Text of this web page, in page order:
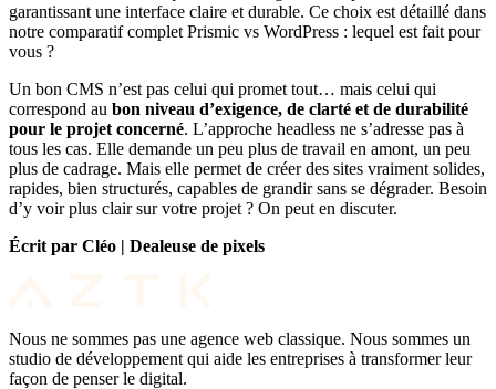
garantissant une interface claire et durable. Ce choix est détaillé dans
notre comparatif complet Prismic vs WordPress : lequel est fait pour
vous ?
Un bon CMS n’est pas celui qui promet tout… mais celui qui
correspond au bon niveau d’exigence, de clarté et de durabilité
pour le projet concerné. L’approche headless ne s’adresse pas à
tous les cas. Elle demande un peu plus de travail en amont, un peu
plus de cadrage. Mais elle permet de créer des sites vraiment solides,
rapides, bien structurés, capables de grandir sans se dégrader. Besoin
d’y voir plus clair sur votre projet ? On peut en discuter.
Écrit par Cléo | Dealeuse de pixels
Nous ne sommes pas une agence web classique. Nous sommes un
studio de développement qui aide les entreprises à transformer leur
façon de penser le digital.